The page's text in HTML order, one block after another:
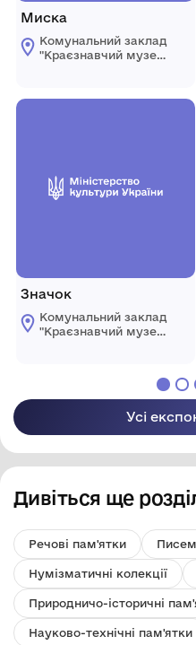
Миска
Комунальний заклад
"Краєзнавчий музей
Значок
Комунальний заклад
"Краєзнавчий музей
Усі
Дивіться ще
Речові пам'ятки
Нумізматичні колекції
Природничо-історичні
Науково-технічні пам'ятки